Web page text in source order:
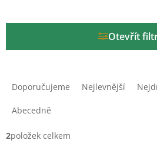
Otevřít
í
Doporučujeme Nejlevnější
Abecedně
2položek celkem